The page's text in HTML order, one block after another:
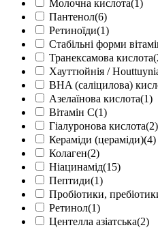
Молочна кислота(1)
Пантенол(6)
Ретиноїди(1)
Стабільні форми
Транексамова кислота
Хауттюйнія /
BHA (саліцилова)
Азелаїнова кислота(1)
Вітамін С(1)
Гіалуронова кислота(2)
Кераміди (цераміди)(4)
Колаген(2)
Ніацинамід(15)
Пептиди(1)
Пробіотики,
Ретинол(1)
Центелла азіатська(2)